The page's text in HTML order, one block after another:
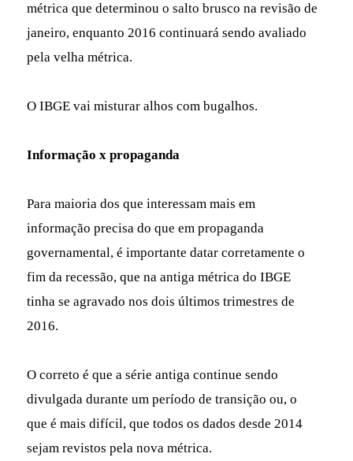
métrica que determinou o salto brusco na revisão de
janeiro, enquanto 2016 continuará sendo avaliado
pela velha métrica.
O IBGE vai misturar alhos com bugalhos.
Informação x propaganda
Para maioria dos que interessam mais em
informação precisa do que em propaganda
governamental, é importante datar corretamente o
fim da recessão, que na antiga métrica do IBGE
tinha se agravado nos dois últimos trimestres de
2016.
O correto é que a série antiga continue sendo
divulgada durante um período de transição ou, o
que é mais difícil, que todos os dados desde 2014
sejam revistos pela nova métrica.